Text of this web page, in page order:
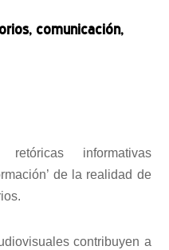
comunicación,
informativas
de la realidad de
contribuyen a